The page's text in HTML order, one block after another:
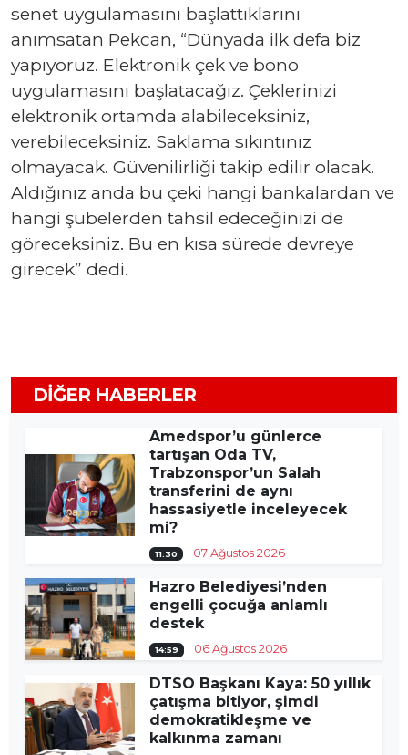
senet uygulamasını başlattıklarını
anımsatan Pekcan, “Dünyada ilk defa biz
yapıyoruz. Elektronik çek ve bono
uygulamasını başlatacağız. Çeklerinizi
elektronik ortamda alabileceksiniz,
verebileceksiniz. Saklama sıkıntınız
olmayacak. Güvenilirliği takip edilir olacak.
Aldığınız anda bu çeki hangi bankalardan ve
hangi şubelerden tahsil edeceğinizi de
göreceksiniz. Bu en kısa sürede devreye
girecek” dedi.
DIĞER HABERLER
Amedspor’u günlerce
tartışan Oda TV,
Trabzonspor’un Salah
transferini de aynı
hassasiyetle inceleyecek
mi?
11:30 07 Ağustos 2026
Hazro Belediyesi’nden
engelli çocuğa anlamlı
destek
14:59 06 Ağustos 2026
DTSO Başkanı Kaya: 50 yıllık
çatışma bitiyor, şimdi
demokratikleşme ve
kalkınma zamanı